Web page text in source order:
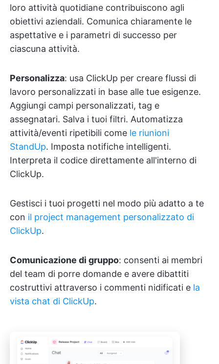
loro attività quotidiane contribuiscono agli
obiettivi aziendali. Comunica chiaramente le
aspettative e i parametri di successo per
ciascuna attività.
Personalizza: usa ClickUp per creare flussi di
lavoro personalizzati in base alle tue esigenze.
Aggiungi campi personalizzati, tag e
assegnatari. Salva i tuoi filtri. Automatizza
attività/eventi ripetibili come le riunioni
StandUp. Imposta notifiche intelligenti.
Interpreta il codice direttamente all'interno di
ClickUp.
Gestisci i tuoi progetti nel modo più adatto a te
con il project management personalizzato di
ClickUp.
Comunicazione di gruppo: consenti ai membri
del team di porre domande e avere dibattiti
costruttivi attraverso i commenti nidificati e la
vista chat di ClickUp.